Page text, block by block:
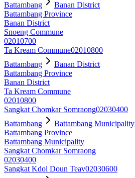
Battambang
Banan District
Battambang Province
Banan District
Snoeng Commune
02010700
Ta Kream Commune02010800
Battambang
Banan District
Battambang Province
Banan District
Ta Kream Commune
02010800
Sangkat Chomkar Somraong02030400
Battambang
Battambang Municipality
Battambang Province
Battambang Municipality
Sangkat Chomkar Somraong
02030400
Sangkat Kdol Doun Teav02030600